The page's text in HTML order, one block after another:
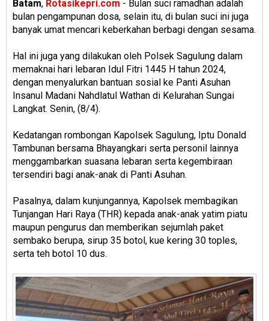
Batam, Rotasikepri.com - Bulan suci ramadhan adalah
bulan pengampunan dosa, selain itu, di bulan suci ini juga
banyak umat mencari keberkahan berbagi dengan sesama.
Hal ini juga yang dilakukan oleh Polsek Sagulung dalam
memaknai hari lebaran Idul Fitri 1445 H tahun 2024,
dengan menyalurkan bantuan sosial ke Panti Asuhan
Insanul Madani Nahdlatul Wathan di Kelurahan Sungai
Langkat. Senin, (8/4).
Kedatangan rombongan Kapolsek Sagulung, Iptu Donald
Tambunan bersama Bhayangkari serta personil lainnya
menggambarkan suasana lebaran serta kegembiraan
tersendiri bagi anak-anak di Panti Asuhan.
Pasalnya, dalam kunjungannya, Kapolsek membagikan
Tunjangan Hari Raya (THR) kepada anak-anak yatim piatu
maupun pengurus dan memberikan sejumlah paket
sembako berupa, sirup 35 botol, kue kering 30 toples,
serta teh botol 10 dus.